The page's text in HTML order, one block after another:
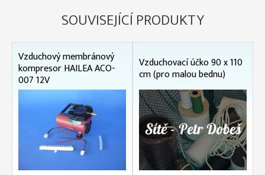
SOUVISEJÍCÍ PRODUKTY
Vzduchový membránový
kompresor HAILEA ACO-
007 12V
Vzduchovací účko 90 x 110
cm (pro malou bednu)